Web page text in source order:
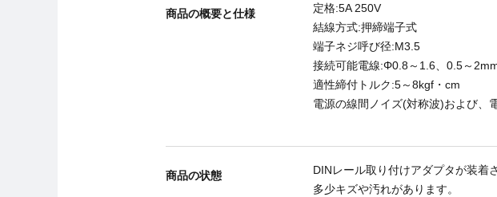
商品の概要と仕様
定格:5A 250V
結線方式:押締端子式
端子ネジ呼び径:M3.5
接続可能電線:Φ0.8～1.6、0.5～
適性締付トルク:5～8kgf・cm
電源の線間ノイズ(対称波)および、
商品の状態
DINレール取り付けアダプタが装着
多少キズや汚れがあります。